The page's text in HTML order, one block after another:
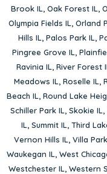
Brook IL, Oak Forest IL,
Olympia Fields IL, Orland
Hills IL, Palos Park IL,
Pingree Grove IL,
Ravinia IL, River Forest
Meadows IL, Roselle IL,
Beach IL, Round Lake
Schiller Park IL, Skokie IL,
IL, Summit IL, Third
Vernon Hills IL, Villa
Waukegan IL, West
Westchester IL, Western